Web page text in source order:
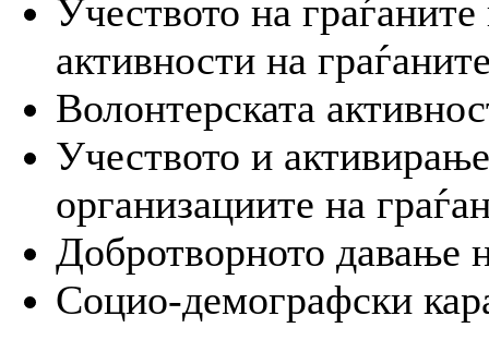
Учеството на
активности на
Волонтерската
Учеството и
организациите на
Добротворното давање
Социо-демографски